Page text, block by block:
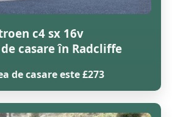
c4 sx 16v
casare în Radcliffe
de casare este £273